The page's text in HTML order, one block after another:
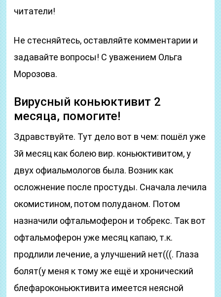
читатели!
Не стесняйтесь, оставляйте комментарии и
задавайте вопросы! С уважением Ольга
Морозова.
Вирусный коньюктивит 2
месяца, помогите!
Здравствуйте. Тут дело вот в чем: пошёл уже
3й месяц как болею вир. коньюктивитом, у
двух офиальмологов была. Возник как
осложнение после простуды. Сначала лечила
окомистином, потом полуданом. Потом
назначили офтальмоферон и тобрекс. Так вот
офтальмоферон уже месяц капаю, т.к.
продлили лечение, а улучшений нет(((. Глаза
болят(у меня к тому же ещё и хронический
блефароконьюктивита имеется неясной